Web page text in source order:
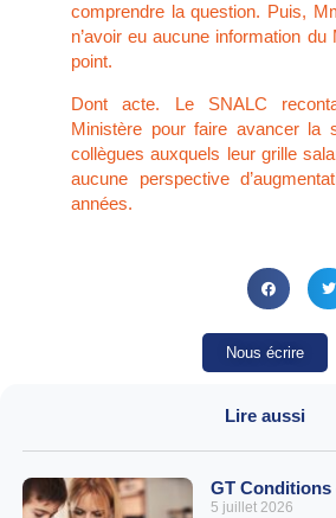
comprendre la question. Puis,
n’avoir eu aucune information
point.
Dont acte. Le SNALC
Ministère pour faire avancer la
collègues auxquels leur grille
aucune perspective
années.
Nous écrire
Lire aussi
GT Conditions
5 juillet 2026